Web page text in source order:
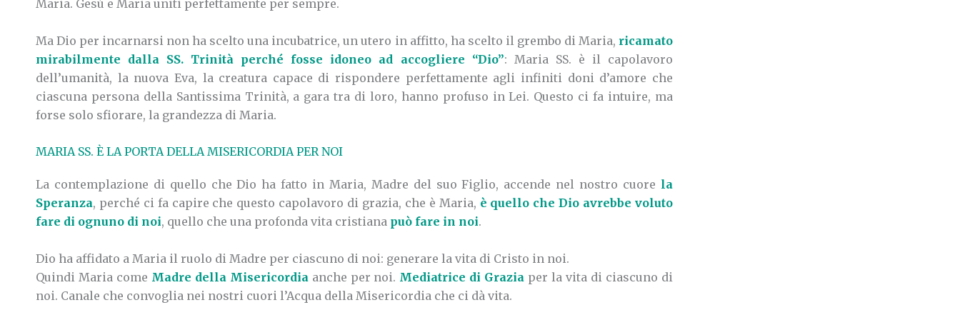
Maria. Gesù e Maria uniti perfettamente per sempre.
Ma Dio per incarnarsi non ha scelto una incubatrice, un utero in affitto, ha scelto il grembo di Maria, ricamato
mirabilmente dalla SS. Trinità perché fosse idoneo ad accogliere “Dio”: Maria SS. è il capolavoro
dell’umanità, la nuova Eva, la creatura capace di rispondere perfettamente agli infiniti doni d’amore che
ciascuna persona della Santissima Trinità, a gara tra di loro, hanno profuso in Lei. Questo ci fa intuire, ma
forse solo sfiorare, la grandezza di Maria.
MARIA SS. È LA PORTA DELLA MISERICORDIA PER NOI
La contemplazione di quello che Dio ha fatto in Maria, Madre del suo Figlio, accende nel nostro cuore la
Speranza, perché ci fa capire che questo capolavoro di grazia, che è Maria, è quello che Dio avrebbe voluto
fare di ognuno di noi, quello che una profonda vita cristiana può fare in noi.
Dio ha affidato a Maria il ruolo di Madre per ciascuno di noi: generare la vita di Cristo in noi.
Quindi Maria come Madre della Misericordia anche per noi. Mediatrice di Grazia per la vita di ciascuno di
noi. Canale che convoglia nei nostri cuori l’Acqua della Misericordia che ci dà vita.